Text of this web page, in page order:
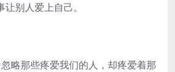
让别人爱上自己。
那些疼爱我们的人，却疼爱着那